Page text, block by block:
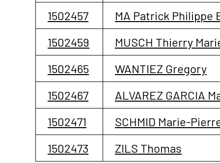
1502457
MA Patrick Philippe
1502459
MUSCH Thierry
1502465
WANTIEZ Gregory
1502467
ALVAREZ GARCIA
1502471
SCHMID Marie-
1502473
ZILS Thomas